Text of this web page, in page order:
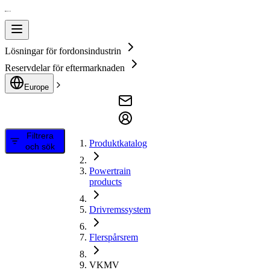
Lösningar för fordonsindustrin
Reservdelar för eftermarknaden
Europe
Filtrera
och sök
Produktkatalog
Powertrain
products
Drivremssystem
Flerspårsrem
VKMV